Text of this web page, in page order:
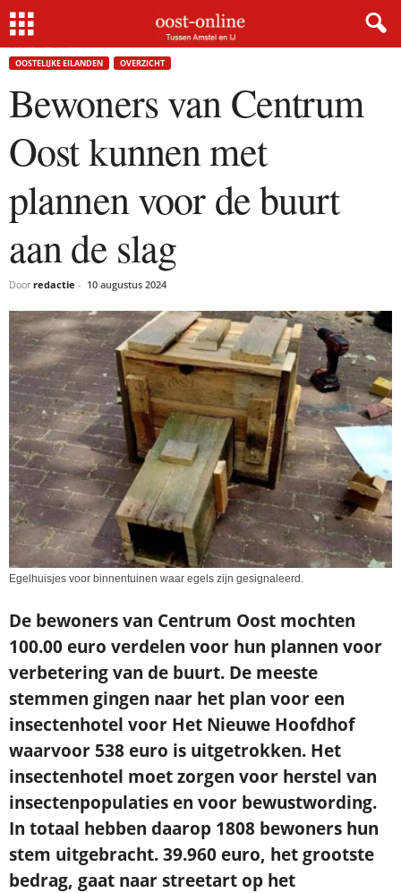
Home
Bewoners van Centrum Oost kunnen met plannen voor de
buurt aan de...
OOSTELIJKE EILANDEN OVERZICHT
Bewoners van Centrum
Oost kunnen met
plannen voor de buurt
aan de slag
Door redactie - 10 augustus 2024
Egelhuisjes voor binnentuinen waar egels zijn gesignaleerd.
De bewoners van Centrum Oost mochten
100.00 euro verdelen voor hun plannen voor
verbetering van de buurt. De meeste
stemmen gingen naar het plan voor een
insectenhotel voor Het Nieuwe Hoofdhof
waarvoor 538 euro is uitgetrokken. Het
insectenhotel moet zorgen voor herstel van
insectenpopulaties en voor bewustwording.
In totaal hebben daarop 1808 bewoners hun
stem uitgebracht. 39.960 euro, het grootste
bedrag, gaat naar streetart op het